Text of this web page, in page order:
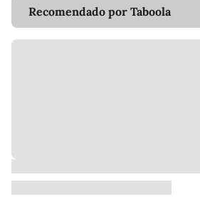
Recomendado por Taboola